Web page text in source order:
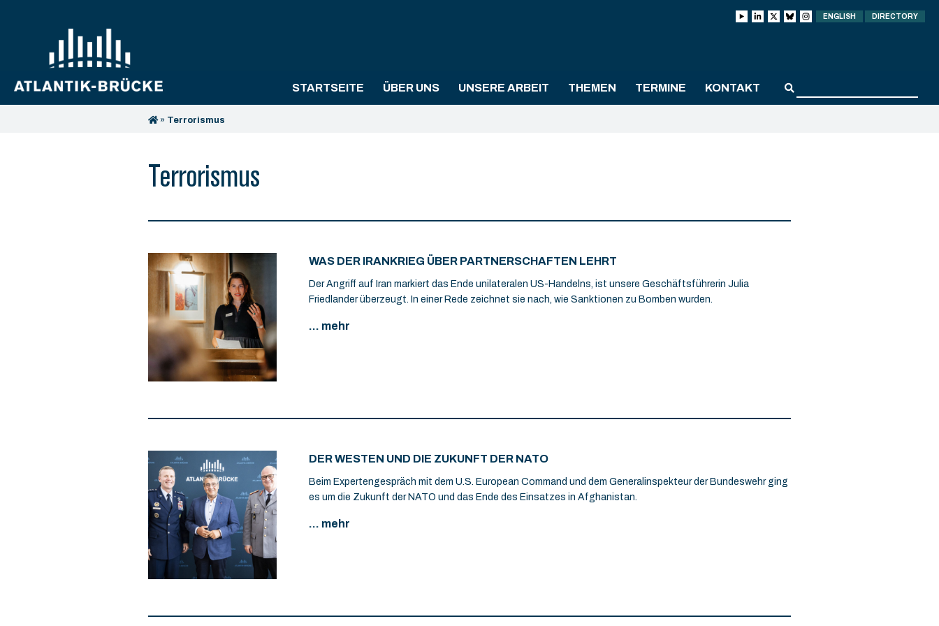
ENGLISH DIRECTORY
STARTSEITE ÜBER UNS UNSERE ARBEIT THEMEN TERMINE KONTAKT
» Terrorismus
Terrorismus
WAS DER IRANKRIEG ÜBER PARTNERSCHAFTEN LEHRT
Der Angriff auf Iran markiert das Ende unilateralen US-Handelns, ist unsere Geschäftsführerin Julia
Friedlander überzeugt. In einer Rede zeichnet sie nach, wie Sanktionen zu Bomben wurden.
... mehr
DER WESTEN UND DIE ZUKUNFT DER NATO
Beim Expertengespräch mit dem U.S. European Command und dem Generalinspekteur der Bundeswehr ging
es um die Zukunft der NATO und das Ende des Einsatzes in Afghanistan.
... mehr